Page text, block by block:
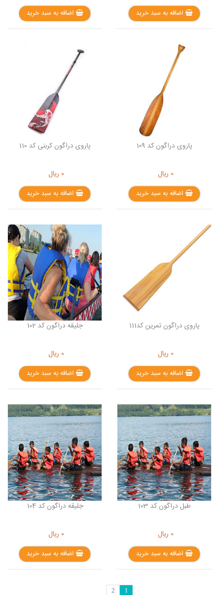
اضافه به سبد خرید اضافه به سبد خرید
پاروی دراگون کد 109
0 ریال
اضافه به سبد خرید
پاروی دراگون کربنی کد 110
0 ریال
اضافه به سبد خرید
پاروی دراگون تمرین کد111
0 ریال
اضافه به سبد خرید
جلیقه دراگون کد 102
0 ریال
اضافه به سبد خرید
طبل دراگون کد 103
0 ریال
اضافه به سبد خرید
جلیقه دراگون کد 104
0 ریال
اضافه به سبد خرید
1
2